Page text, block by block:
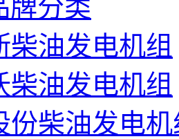
牌分类
柴油发电机组
柴油发电机组
份柴油发电